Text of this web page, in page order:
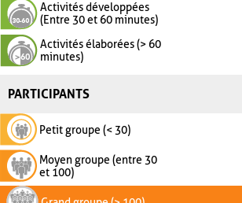
Activités développées
(Entre 30 et 60 minutes)
Activités élaborées (> 60
minutes)
PARTICIPANTS
Petit groupe (< 30)
Moyen groupe (entre 30
et 100)